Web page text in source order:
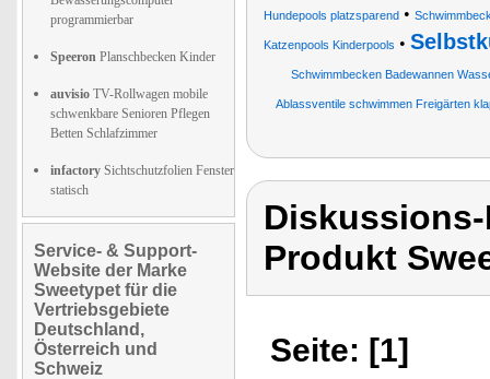
programmierbar
Speeron Planschbecken Kinder
auvisio TV-Rollwagen mobile
schwenkbare Senioren Pflegen
Betten Schlafzimmer
infactory Sichtschutzfolien Fenster
statisch
Service- & Support-
Website der Marke
Sweetypet für die
Vertriebsgebiete
Deutschland,
Österreich und
Schweiz
Hundepools platzsparend•
Katzenpools Kinderpools •
Schwimmbecken Badewannen
Ablassventile schwimmen Freigärten
Produkt
Seite: [1]